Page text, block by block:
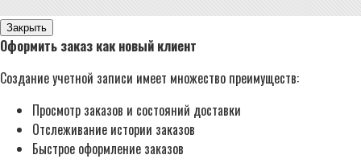
Закрыть
Оформить заказ как новый клиент
Создание учетной записи имеет множество преимуществ:
Просмотр заказов и состояний доставки
Отслеживание истории заказов
Быстрое оформление заказов